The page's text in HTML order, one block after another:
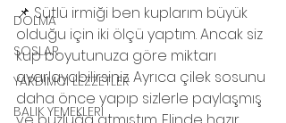
DOLMA
SOSLAR
YARDIMCI LEZZETLER
BALIK YEMEKLERİ
📌 Sütlü irmiği ben kuplarım büyük
olduğu için iki ölçü yaptım. Ancak siz
kup boyutunuza göre miktarı
ayarlayabilirsiniz. Ayrıca çilek sosunu
daha önce yapıp sizlerle paylaşmış